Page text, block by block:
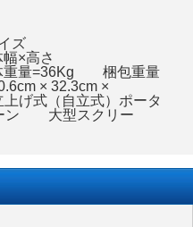
ズ
×高さ
重量=36Kg 梱包重量
× 32.3cm ×
式（自立式）ポータ
ーン 大型スクリー